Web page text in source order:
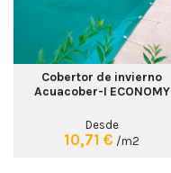
Cobertor de invierno
Acuacober-I ECONOMY
Desde
10,71 € /m2